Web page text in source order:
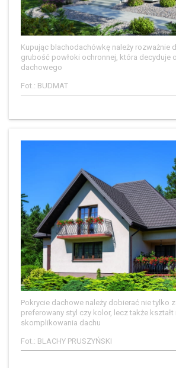
Kupując blachodachówkę należy rozważnie
grubość powłoki ochronnej, która decyduje
dachowego
Fot.: BUDMAT
Pokrycie dachowe należy dobierać nie tylko
preferowany styl czy kolor, lecz także kształt
skomplikowania dachu
Fot.: BLACHY PRUSZYŃSKI